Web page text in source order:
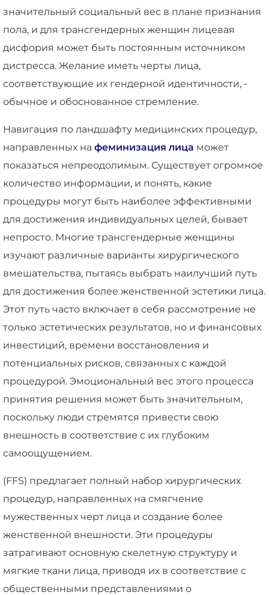
значительный социальный вес в плане признания
пола, и для трансгендерных женщин лицевая
дисфория может быть постоянным источником
дистресса. Желание иметь черты лица,
соответствующие их гендерной идентичности, -
обычное и обоснованное стремление.
Навигация по ландшафту медицинских процедур,
направленных на феминизация лица может
показаться непреодолимым. Существует огромное
количество информации, и понять, какие
процедуры могут быть наиболее эффективными
для достижения индивидуальных целей, бывает
непросто. Многие трансгендерные женщины
изучают различные варианты хирургического
вмешательства, пытаясь выбрать наилучший путь
для достижения более женственной эстетики лица.
Этот путь часто включает в себя рассмотрение не
только эстетических результатов, но и финансовых
инвестиций, времени восстановления и
потенциальных рисков, связанных с каждой
процедурой. Эмоциональный вес этого процесса
принятия решения может быть значительным,
поскольку люди стремятся привести свою
внешность в соответствие с их глубоким
самоощущением.
(FFS) предлагает полный набор хирургических
процедур, направленных на смягчение
мужественных черт лица и создание более
женственной внешности. Эти процедуры
затрагивают основную скелетную структуру и
мягкие ткани лица, приводя их в соответствие с
общественными представлениями о